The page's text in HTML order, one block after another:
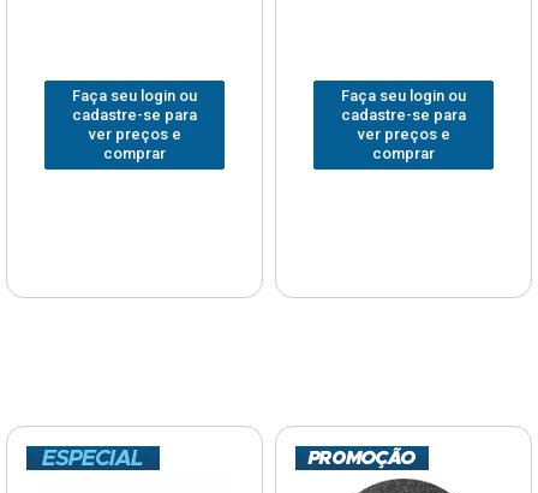
Faça seu login ou
cadastre-se para
ver preços e
comprar
Faça seu login ou
cadastre-se para
ver preços e
comprar